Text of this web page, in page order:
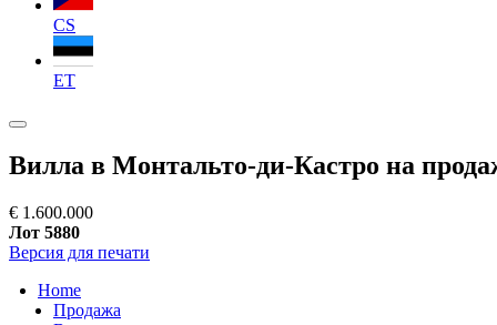
CS
ET
Вилла в Монтальто-ди-Кастро на
€ 1.600.000
Лот 5880
Версия для печати
Home
Продажа